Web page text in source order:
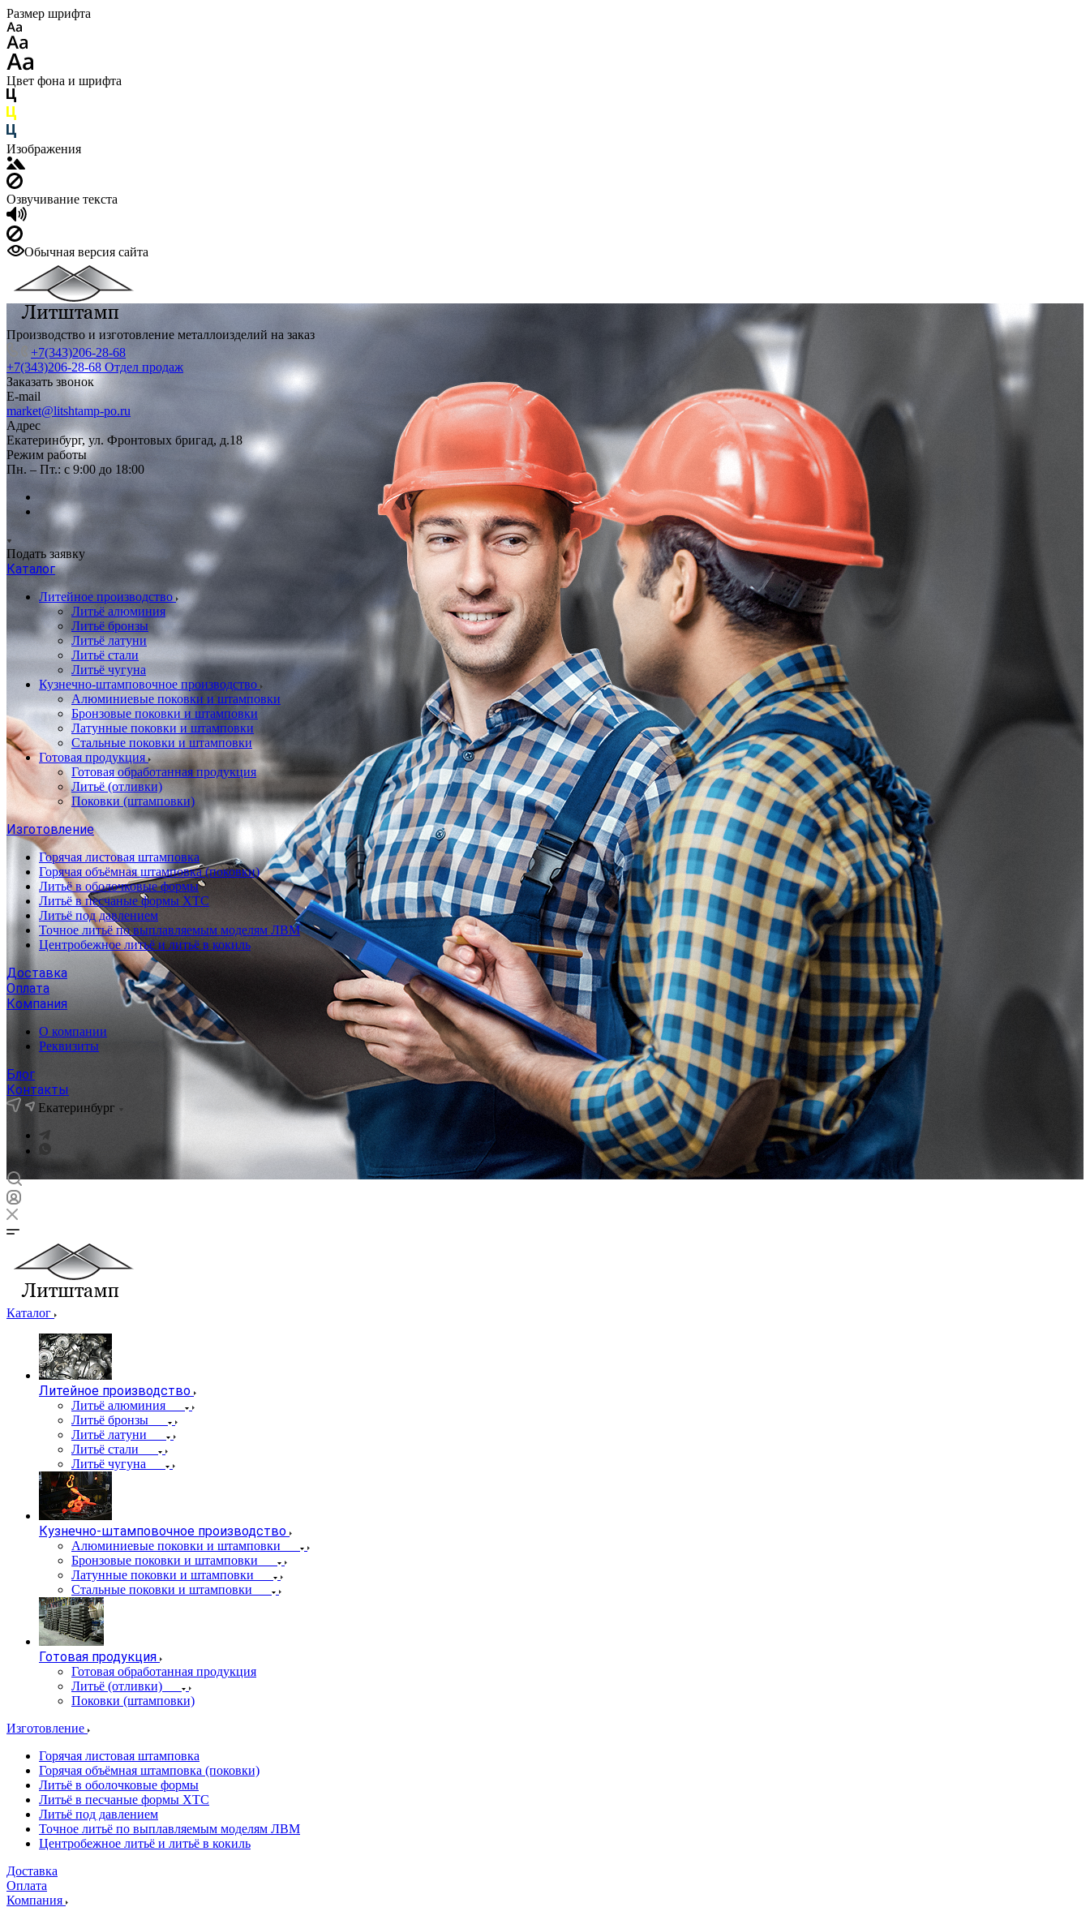
Размер шрифта
Цвет фона и шрифта
Изображения
Озвучивание текста
Обычная версия сайта
Производство и изготовление металлоизделий на заказ
+7(343)206-28-68
+7(343)206-28-68 Отдел продаж
Заказать звонок
E-mail
market@litshtamp-po.ru
Адрес
Екатеринбург, ул. Фронтовых бригад, д.18
Режим работы
Пн. – Пт.: с 9:00 до 18:00
Подать заявку
Каталог
Литейное производство
Литьё алюминия
Литьё бронзы
Литьё латуни
Литьё стали
Литьё чугуна
Кузнечно-штамповочное производство
Алюминиевые поковки и штамповки
Бронзовые поковки и штамповки
Латунные поковки и штамповки
Стальные поковки и штамповки
Готовая продукция
Готовая обработанная продукция
Литьё (отливки)
Поковки (штамповки)
Изготовление
Горячая листовая штамповка
Горячая объёмная штамповка (поковки)
Литьё в оболочковые формы
Литьё в песчаные формы ХТС
Литьё под давлением
Точное литьё по выплавляемым моделям ЛВМ
Центробежное литьё и литьё в кокиль
Доставка
Оплата
Компания
О компании
Реквизиты
Блог
Контакты
Екатеринбург
Каталог
Литейное производство
Литьё алюминия
Литьё бронзы
Литьё латуни
Литьё стали
Литьё чугуна
Кузнечно-штамповочное производство
Алюминиевые поковки и штамповки
Бронзовые поковки и штамповки
Латунные поковки и штамповки
Стальные поковки и штамповки
Готовая продукция
Готовая обработанная продукция
Литьё (отливки)
Поковки (штамповки)
Изготовление
Горячая листовая штамповка
Горячая объёмная штамповка (поковки)
Литьё в оболочковые формы
Литьё в песчаные формы ХТС
Литьё под давлением
Точное литьё по выплавляемым моделям ЛВМ
Центробежное литьё и литьё в кокиль
Доставка
Оплата
Компания